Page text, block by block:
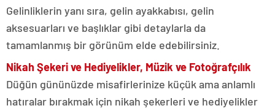
Gelinliklerin yanı sıra, gelin ayakkabısı, gelin
aksesuarları ve başlıklar gibi detaylarla da
tamamlanmış bir görünüm elde edebilirsiniz.
Nikah Şekeri ve Hediyelikler, Müzik ve Fotoğrafçılık
Düğün gününüzde misafirlerinize küçük ama anlamlı
hatıralar bırakmak için nikah şekerleri ve hediyelikler